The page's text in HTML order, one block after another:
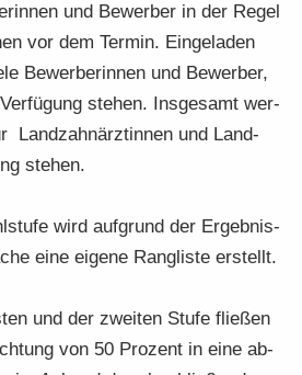
und Be­wer­ber in der Regel
vor dem Ter­min. Ein­ge­la­den
Be­wer­be­rin­nen und Be­wer­ber,
ste­hen. Ins­ge­samt wer­
Land­zahn­ärz­tin­nen und Land­
ste­hen.
wird auf­grund der Er­geb­nis­
eine ei­ge­ne Rang­lis­te er­stellt.
und der zwei­ten Stufe flie­ßen
von 50 Pro­zent in eine ab­